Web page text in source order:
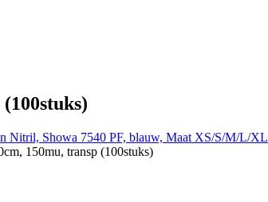
Nitril, Showa 7540 PF, blauw, Maat XS/S/M/L/XL
150mu, transp (100stuks)